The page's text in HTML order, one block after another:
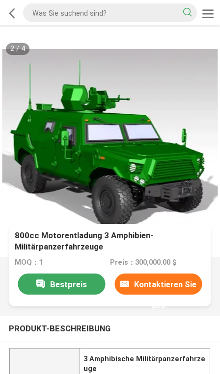
2/4
800cc Motorentladung 3 Amphibien-
Militärpanzerfahrzeuge
MOQ：1 Preis：300,000.00 $
Bestpreis Kontaktieren Sie
uns
PRODUKT-BESCHREIBUNG
3 Amphibische Militärpanzerfahrze
uge